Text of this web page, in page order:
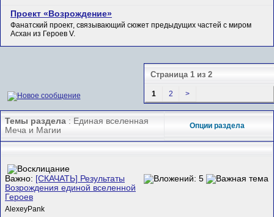
Проект «Возрождение»
Фанатский проект, связывающий сюжет предыдущих частей с миром
Асхан из Героев V.
Страница 1 из 2
1 2 >
Темы раздела : Единая вселенная
Меча и Магии
Опции раздела
Важно: [СКАЧАТЬ] Результаты
Возрождения единой вселенной
Героев
AlexeyPank